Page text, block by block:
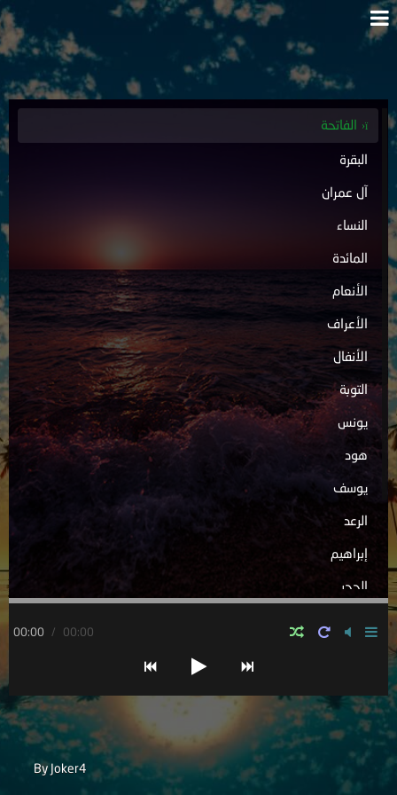
الفاتحة
البقرة
آل عمران
النساء
المائدة
الأنعام
الأعراف
الأنفال
التوبة
يونس
هود
يوسف
الرعد
إبراهيم
الحجر
مريم
طه
الأنبياء
00:00 / 00:00
By Joker4